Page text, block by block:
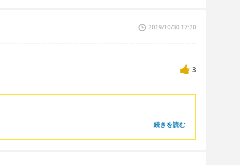
2019/10/30 17:20
3
続きを読む